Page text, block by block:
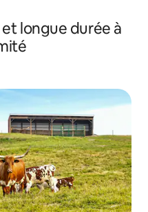
longue durée à